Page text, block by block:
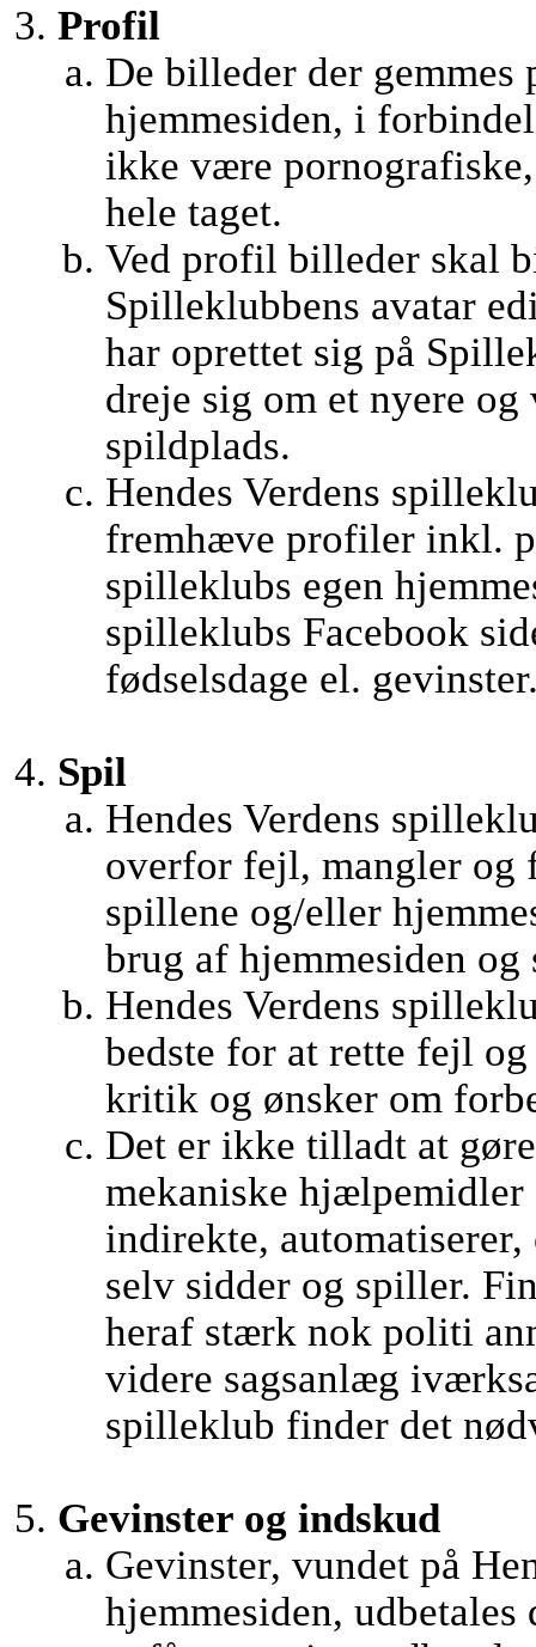
Profil
De billeder der gemmes
hjemmesiden, i
ikke være
hele taget.
Ved profil billeder skal
Spilleklubbens avatar
har oprettet sig på
dreje sig om et nyere
spildplads.
Hendes Verdens
fremhæve profiler inkl.
spilleklubs egen
spilleklubs Facebook
fødselsdage el.
Spil
Hendes Verdens
overfor fejl, mangler og
spillene og/eller
brug af hjemmesiden og
Hendes Verdens
bedste for at rette fejl
kritik og ønsker om
Det er ikke tilladt at
mekaniske hjælpemidler
indirekte,
selv sidder og spiller.
heraf stærk nok politi
videre sagsanlæg
spilleklub finder det
Gevinster og indskud
Gevinster, vundet på
hjemmesiden,